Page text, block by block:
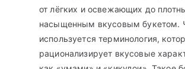
от лёгких и освежающих до
насыщенным вкусовым букетом.
используется терминология,
рационализирует вкусовые